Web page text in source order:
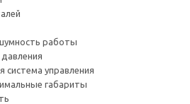
работы
система управления
габариты